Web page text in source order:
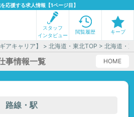
援する求人情報【1ページ目】
スタッフ
インタビュー
閲覧履歴 キープ
アキャリア】 >北海道・東北TOP >北海道・
HOME
事情報一覧
路線・駅